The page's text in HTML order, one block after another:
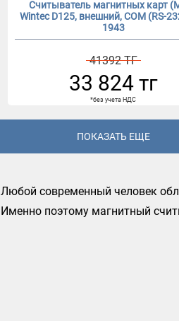
Считыватель магнитных карт
Wintec D125, внешний, COM (RS-
1943
41392 ТГ
33 824 тг
*без учета НДС
ПОКАЗАТЬ ЕЩЕ
Любой современный человек
Именно поэтому магнитный